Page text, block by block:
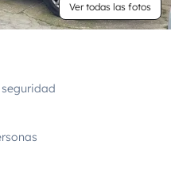
Ver todas las fotos